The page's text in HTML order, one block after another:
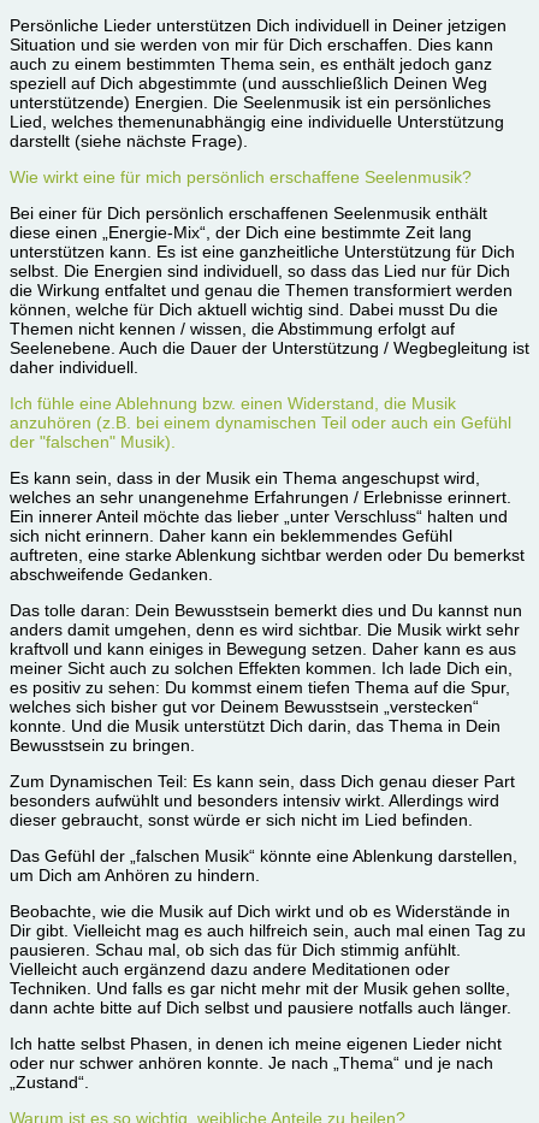
Persönliche Lieder unterstützen Dich individuell in Deiner jetzigen
Situation und sie werden von mir für Dich erschaffen. Dies kann
auch zu einem bestimmten Thema sein, es enthält jedoch ganz
speziell auf Dich abgestimmte (und ausschließlich Deinen Weg
unterstützende) Energien. Die Seelenmusik ist ein persönliches
Lied, welches themenunabhängig eine individuelle Unterstützung
darstellt (siehe nächste Frage).
Wie wirkt eine für mich persönlich erschaffene Seelenmusik?
Bei einer für Dich persönlich erschaffenen Seelenmusik enthält
diese einen „Energie-Mix“, der Dich eine bestimmte Zeit lang
unterstützen kann. Es ist eine ganzheitliche Unterstützung für Dich
selbst. Die Energien sind individuell, so dass das Lied nur für Dich
die Wirkung entfaltet und genau die Themen transformiert werden
können, welche für Dich aktuell wichtig sind. Dabei musst Du die
Themen nicht kennen / wissen, die Abstimmung erfolgt auf
Seelenebene. Auch die Dauer der Unterstützung / Wegbegleitung ist
daher individuell.
Ich fühle eine Ablehnung bzw. einen Widerstand, die Musik
anzuhören (z.B. bei einem dynamischen Teil oder auch ein Gefühl
der "falschen" Musik).
Es kann sein, dass in der Musik ein Thema angeschupst wird,
welches an sehr unangenehme Erfahrungen / Erlebnisse erinnert.
Ein innerer Anteil möchte das lieber „unter Verschluss“ halten und
sich nicht erinnern. Daher kann ein beklemmendes Gefühl
auftreten, eine starke Ablenkung sichtbar werden oder Du bemerkst
abschweifende Gedanken.
Das tolle daran: Dein Bewusstsein bemerkt dies und Du kannst nun
anders damit umgehen, denn es wird sichtbar. Die Musik wirkt sehr
kraftvoll und kann einiges in Bewegung setzen. Daher kann es aus
meiner Sicht auch zu solchen Effekten kommen. Ich lade Dich ein,
es positiv zu sehen: Du kommst einem tiefen Thema auf die Spur,
welches sich bisher gut vor Deinem Bewusstsein „verstecken“
konnte. Und die Musik unterstützt Dich darin, das Thema in Dein
Bewusstsein zu bringen.
Zum Dynamischen Teil: Es kann sein, dass Dich genau dieser Part
besonders aufwühlt und besonders intensiv wirkt. Allerdings wird
dieser gebraucht, sonst würde er sich nicht im Lied befinden.
Das Gefühl der „falschen Musik“ könnte eine Ablenkung darstellen,
um Dich am Anhören zu hindern.
Beobachte, wie die Musik auf Dich wirkt und ob es Widerstände in
Dir gibt. Vielleicht mag es auch hilfreich sein, auch mal einen Tag zu
pausieren. Schau mal, ob sich das für Dich stimmig anfühlt.
Vielleicht auch ergänzend dazu andere Meditationen oder
Techniken. Und falls es gar nicht mehr mit der Musik gehen sollte,
dann achte bitte auf Dich selbst und pausiere notfalls auch länger.
Ich hatte selbst Phasen, in denen ich meine eigenen Lieder nicht
oder nur schwer anhören konnte. Je nach „Thema“ und je nach
„Zustand“.
Warum ist es so wichtig, weibliche Anteile zu heilen?